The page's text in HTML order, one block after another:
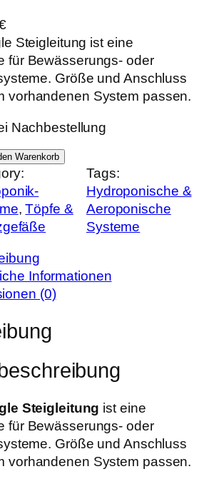
A
k
t
u
e
l
e
r
P
r
e
i
s
i
s
:
,
5
9
€
.
Steigleitung ist eine
für Bewässerungs- oder
Größe und Anschluss
vorhandenen System passen.
Nachbestellung
Warenkorb
, Töpfe &
Tags:
Hydroponische &
Aeroponische
Systeme
Informationen
(0)
Steigleitung ist eine
für Bewässerungs- oder
Größe und Anschluss
vorhandenen System passen.